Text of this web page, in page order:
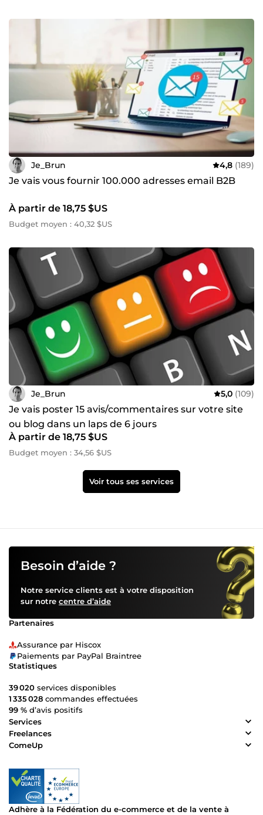
Je_Brun 4,8 (189)
Je vais vous fournir 100.000 adresses email B2B
À partir de 18,75 $US
Budget moyen : 40,32 $US
Je_Brun 5,0 (109)
Je vais poster 15 avis/commentaires sur votre site
ou blog dans un laps de 6 jours
À partir de 18,75 $US
Budget moyen : 34,56 $US
Voir tous ses services
Besoin d’aide ?
Notre service clients est à votre disposition
sur notre centre d’aide
Partenaires
Assurance par Hiscox
Paiements par PayPal Braintree
Statistiques
39 020 services disponibles
1 335 028 commandes effectuées
99 % d’avis positifs
Services
Freelances
ComeUp
Adhère à la Fédération du e-commerce et de la vente à